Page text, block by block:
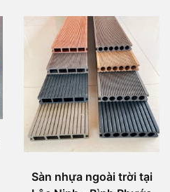
Sàn nhựa ngoài trời tại